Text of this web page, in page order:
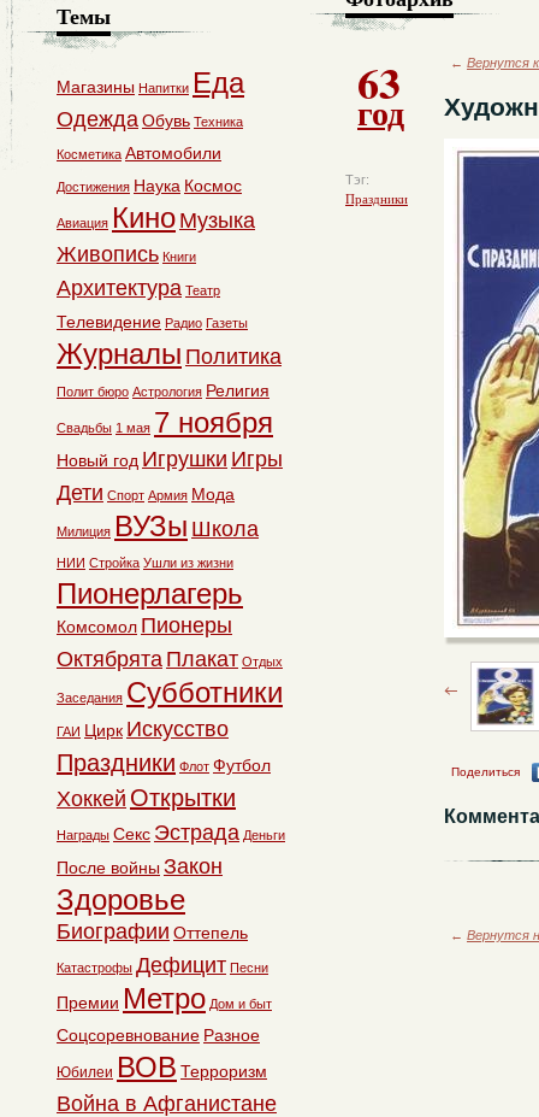
63
год
Тэг:
Праздники
← Вернутся
Поделиться
← Вернутся
Темы
Магазины Напитки Еда
ОдеждаОбувь Техника
Косметика Автомобили
Достижения Наука Космос
Авиация Кино Музыка
Живопись Книги
Архитектура Театр
Телевидение Радио Газеты
Журналы Политика
Полит бюро Астрология Религия
Свадьбы 1 мая 7 ноября
Новый год Игрушки Игры
Дети Спорт Армия Мода
Милиция ВУЗы Школа
НИИ Стройка Ушли из жизни
Пионерлагерь
Комсомол Пионеры
Октябрята Плакат Отдых
Заседания Субботники
ГАИ Цирк Искусство
Праздники Флот Футбол
Хоккей Открытки
Награды Секс Эстрада Деньги
После войны Закон
Здоровье
Биографии Оттепель
Катастрофы Дефицит Песни
Премии Метро Дом и быт
Соцсоревнование Разное
Юбилеи ВОВ Терроризм
Война в Афганистане